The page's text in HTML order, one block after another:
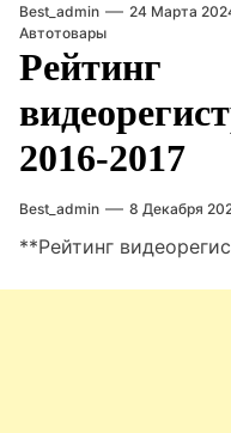
Best_admin
24 Марта
Автотовары
Рейтинг
2016-2017
Best_admin 8 Декабря
**Рейтинг